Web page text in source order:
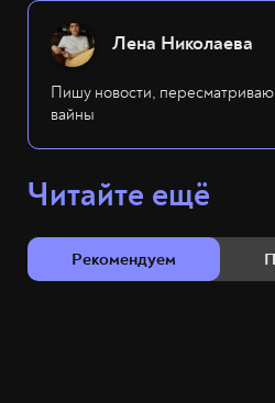
Лена Николаева
Пишу новости,
вайны
Читайте ещё
Рекомендуем